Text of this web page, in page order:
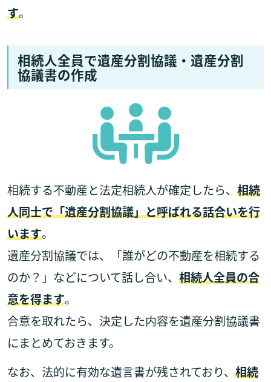
す。
相続人全員で遺産分割協議・遺産分割
協議書の作成
相続する不動産と法定相続人が確定したら、 相続
人同士で「遺産分割協議」と呼ばれる話合いを行
います。
遺産分割協議では、「誰がどの不動産を相続する
のか？」などについて話し合い、 相続人全員の合
意を得ます。
合意を取れたら、決定した内容を遺産分割協議書
にまとめておきます。
なお、法的に有効な遺言書が残されており、 相続